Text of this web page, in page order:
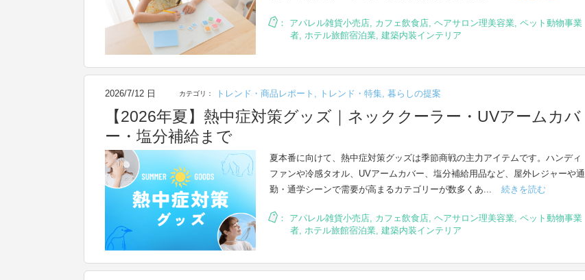
： アパレル雑貨小売店, カフェ飲食店, ヘアサロン理美容業 ペット動物事業
者 ホテル旅館宿泊業 建築内装インテリア
2026/7/12 日 カテゴリ： トレンド・商品レポート , トレンド・特集, 暮らしの提案
【2026年夏】熱中症対策グッズ｜ネッククーラー・UVアームカバ
ー・塩分補給まで
夏本番に向けて、熱中症対策グッズは季節商戦の主力アイテムです。ハンディ
ファンや冷感タオル、UVアームカバー、塩分補給用品など、屋外レジャーや通
勤・通学シーンで需要が高まるカテゴリーが数多くあ...
続きを読む
： アパレル雑貨小売店, カフェ飲食店, ヘアサロン理美容業, ペット動物事業
者, ホテル旅館宿泊業, 建築内装インテリア